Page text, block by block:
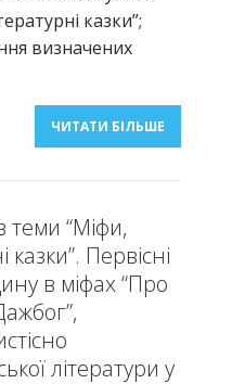
казки”;
визначених
ЧИТАТИ БІЛЬШЕ
теми “Міфи,
Первісні
в міфах “Про
літератури у